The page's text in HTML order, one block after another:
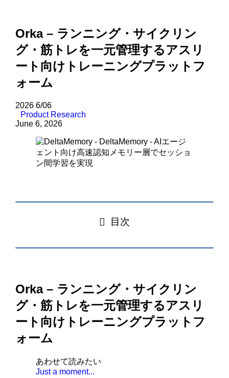
Orka – ランニング・サイクリン
グ・筋トレを一元管理するアスリ
ート向けトレーニングプラットフ
ォーム
2026 6/06
Product Research
June 6, 2026
目次
Orka – ランニング・サイクリン
グ・筋トレを一元管理するアスリ
ート向けトレーニングプラットフ
ォーム
あわせて読みたい
Just a moment...